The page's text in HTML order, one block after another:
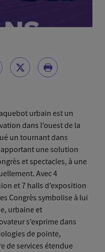
urbain est un
dans l’ouest de la
un tournant dans
une solution
et spectacles, à une
Avec 4
et 7 halls d’exposition
Congrès symbolise à lui
urbaine et
s’exprime dans
de pointe,
de services étendue